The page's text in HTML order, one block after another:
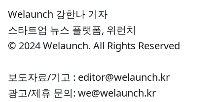
Welaunch 강한나 기자
스타트업 뉴스 플랫폼, 위런치
© 2024 Welaunch. All Rights Reserved
보도자료/기고 : editor@welaunch.kr
광고/제휴 문의: we@welaunch.kr